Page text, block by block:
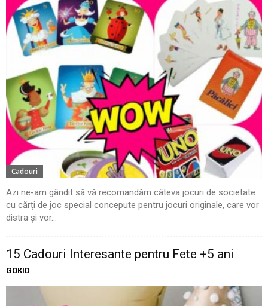
Cadouri
Azi ne-am gândit să vă recomandăm câteva jocuri de societate
cu cărți de joc special concepute pentru jocuri originale, care vor
distra și vor...
15 Cadouri Interesante pentru Fete +5 ani
GOKID